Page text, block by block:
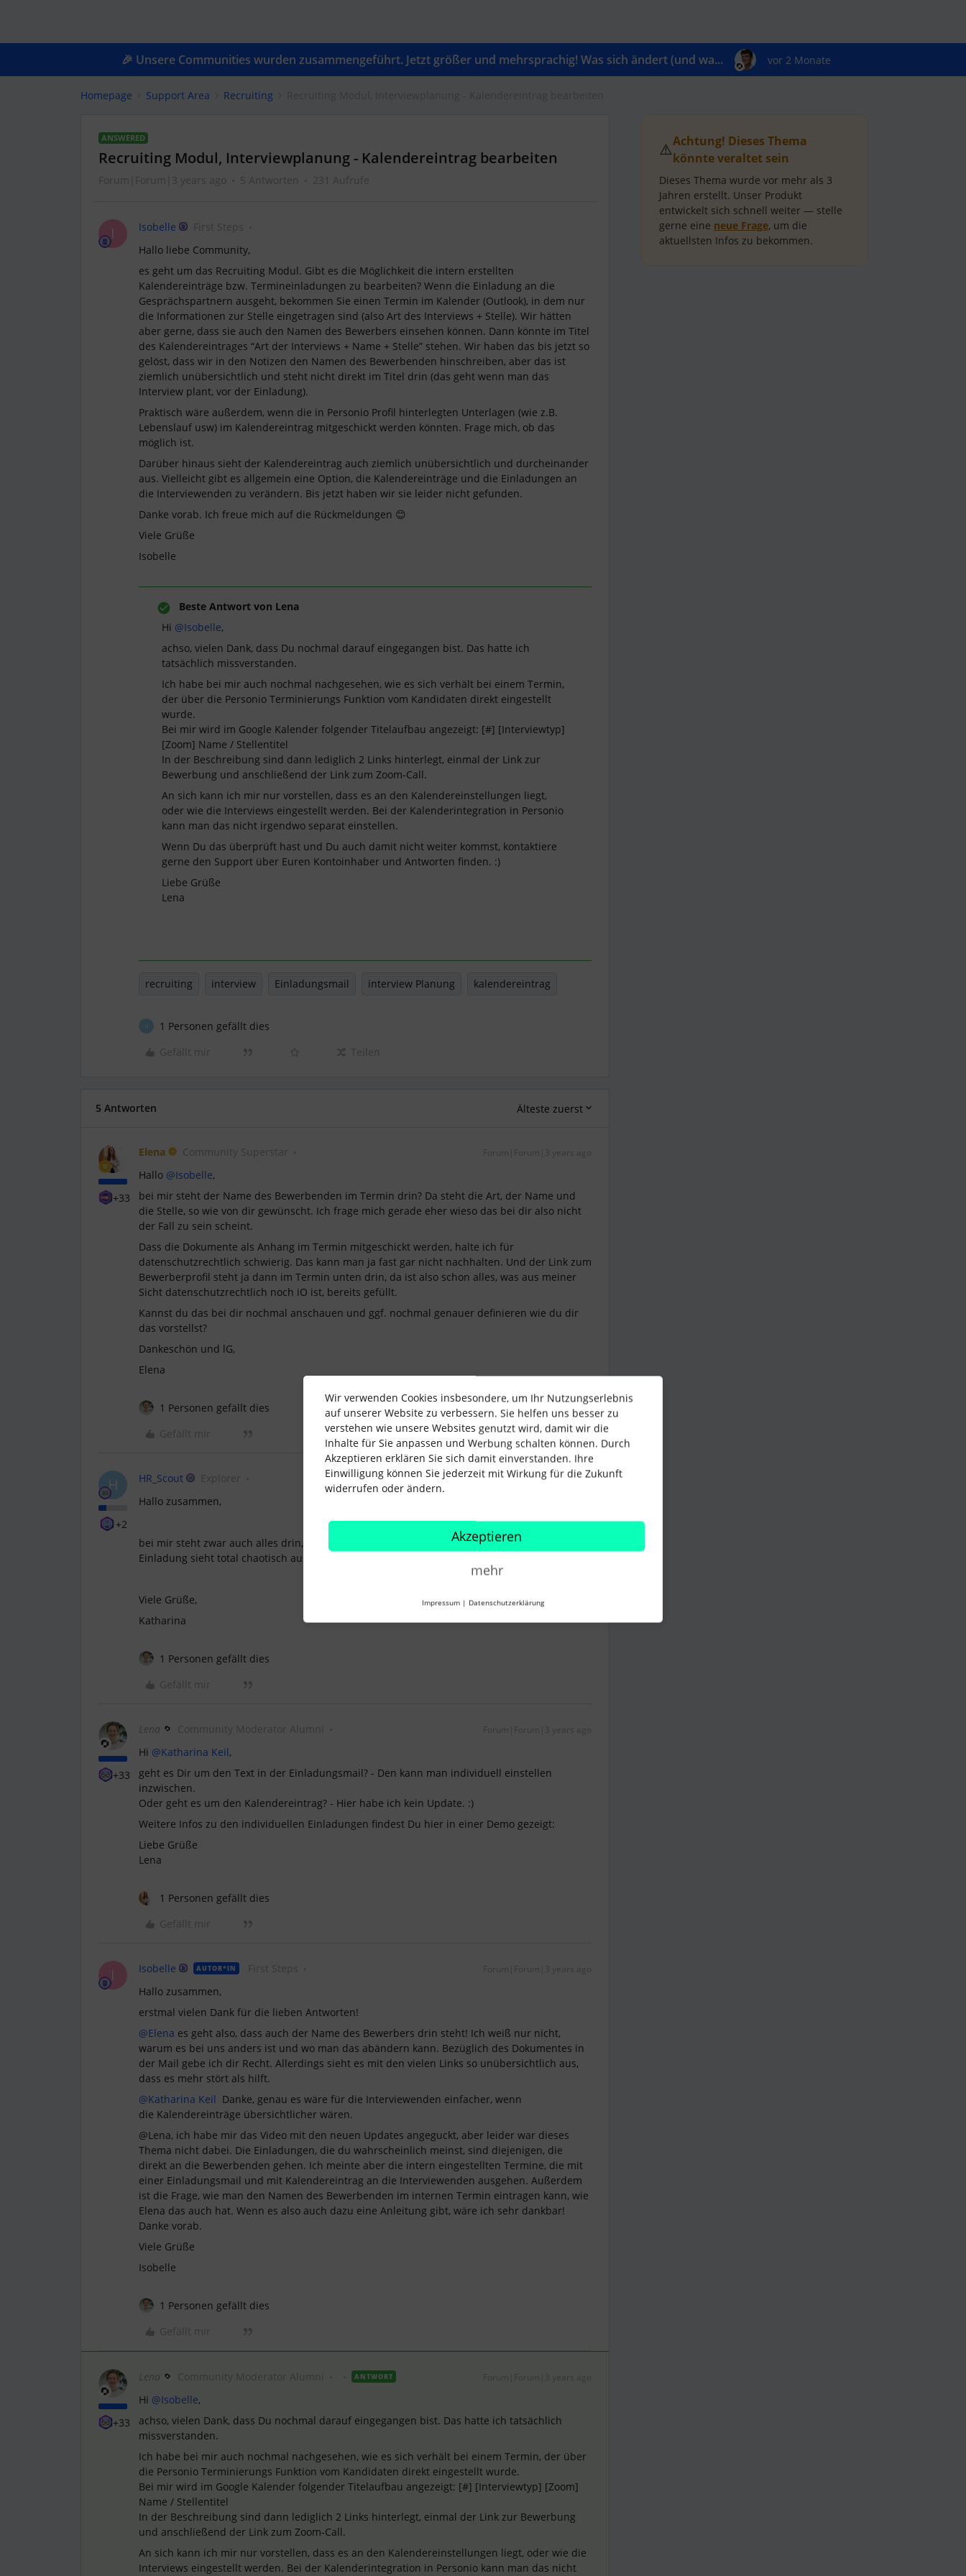
🎉 Unsere Communities wurden zusammengeführt. Jetzt größer und mehrsprachig! Was sich ändert (und wa... vor 2 Monate
Homepage Support Area Recruiting
ANSWERED
Recruiting Modul, Interviewplanung - Kalendereintrag bearbeiten
Forum|Forum|3 years ago 5 Antworten 231 Aufrufe
I Isobelle
First Steps
Hallo liebe Community,
es geht um das Recruiting Modul. Gibt es die Möglichkeit die intern erstellten
Kalendereinträge bzw. Termineinladungen zu bearbeiten? Wenn die Einladung an die
Gesprächspartnern ausgeht, bekommen Sie einen Termin im Kalender (Outlook), in dem nur
die Informationen zur Stelle eingetragen sind (also Art des Interviews + Stelle). Wir hätten
aber gerne, dass sie auch den Namen des Bewerbers einsehen können. Dann könnte im Titel
des Kalendereintrages “Art der Interviews + Name + Stelle” stehen. Wir haben das bis jetzt so
gelöst, dass wir in den Notizen den Namen des Bewerbenden hinschreiben, aber das ist
ziemlich unübersichtlich und steht nicht direkt im Titel drin (das geht wenn man das
Interview plant, vor der Einladung).
Praktisch wäre außerdem, wenn die in Personio Profil hinterlegten Unterlagen (wie z.B.
Lebenslauf usw) im Kalendereintrag mitgeschickt werden könnten. Frage mich, ob das
möglich ist.
Darüber hinaus sieht der Kalendereintrag auch ziemlich unübersichtlich und durcheinander
aus. Vielleicht gibt es allgemein eine Option, die Kalendereinträge und die Einladungen an
die Interviewenden zu verändern. Bis jetzt haben wir sie leider nicht gefunden.
Danke vorab. Ich freue mich auf die Rückmeldungen 😊
Viele Grüße
Isobelle
Beste Antwort von Lena
Hi @Isobelle,
achso, vielen Dank, dass Du nochmal darauf eingegangen bist. Das hatte ich
tatsächlich missverstanden.
Ich habe bei mir auch nochmal nachgesehen, wie es sich verhält bei einem Termin,
der über die Personio Terminierungs Funktion vom Kandidaten direkt eingestellt
wurde.
Bei mir wird im Google Kalender folgender Titelaufbau angezeigt: [#] [Interviewtyp]
[Zoom] Name / Stellentitel
In der Beschreibung sind dann lediglich 2 Links hinterlegt, einmal der Link zur
Bewerbung und anschließend der Link zum Zoom-Call.
An sich kann ich mir nur vorstellen, dass es an den Kalendereinstellungen liegt,
oder wie die Interviews eingestellt werden. Bei der Kalenderintegration in Personio
kann man das nicht irgendwo separat einstellen.
Wenn Du das überprüft hast und Du auch damit nicht weiter kommst, kontaktiere
gerne den Support über Euren Kontoinhaber und Antworten finden. :)
Liebe Grüße
Lena
recruiting interview Einladungsmail interview Planung kalendereintrag
1 Personen gefällt dies
Gefällt mir
Teilen
5 Antworten Älteste zuerst
+33
Elena Community Superstar Forum|Forum|3 years ago
Hallo @Isobelle,
bei mir steht der Name des Bewerbenden im Termin drin? Da steht die Art, der Name und
die Stelle, so wie von dir gewünscht. Ich frage mich gerade eher wieso das bei dir also nicht
der Fall zu sein scheint.
Dass die Dokumente als Anhang im Termin mitgeschickt werden, halte ich für
datenschutzrechtlich schwierig. Das kann man ja fast gar nicht nachhalten. Und der Link zum
Bewerberprofil steht ja dann im Termin unten drin, da ist also schon alles, was aus meiner
Sicht datenschutzrechtlich noch iO ist, bereits gefüllt.
Kannst du das bei dir nochmal anschauen und ggf. nochmal genauer definieren wie du dir
das vorstellst?
Dankeschön und lG,
Elena
1 Personen gefällt dies
Gefällt mir
H
+2
HR_Scout Explorer Forum|Forum|3 years ago
Hallo zusammen,
bei mir steht zwar auch alles drin, aber ich muss @Isobelle Recht geben, der Text in der
Einladung sieht total chaotisch aus. Es wäre super, wenn man den ändern könnte!
Viele Grüße,
Katharina
1 Personen gefällt dies
Gefällt mir
+33
Lena Community Moderator Alumni Forum|Forum|3 years ago
Hi @Katharina Keil,
geht es Dir um den Text in der Einladungsmail? - Den kann man individuell einstellen
inzwischen.
Oder geht es um den Kalendereintrag? - Hier habe ich kein Update. :)
Weitere Infos zu den individuellen Einladungen findest Du hier in einer Demo gezeigt:
Liebe Grüße
Lena
1 Personen gefällt dies
Gefällt mir
I Isobelle AUTOR*IN First Steps Forum|Forum|3 years ago
Hallo zusammen,
erstmal vielen Dank für die lieben Antworten!
@Elena es geht also, dass auch der Name des Bewerbers drin steht! Ich weiß nur nicht,
warum es bei uns anders ist und wo man das abändern kann. Bezüglich des Dokumentes in
der Mail gebe ich dir Recht. Allerdings sieht es mit den vielen Links so unübersichtlich aus,
dass es mehr stört als hilft.
@Katharina Keil Danke, genau es wäre für die Interviewenden einfacher, wenn
die Kalendereinträge übersichtlicher wären.
@Lena, ich habe mir das Video mit den neuen Updates angeguckt, aber leider war dieses
Thema nicht dabei. Die Einladungen, die du wahrscheinlich meinst, sind diejenigen, die
direkt an die Bewerbenden gehen. Ich meinte aber die intern eingestellten Termine, die mit
einer Einladungsmail und mit Kalendereintrag an die Interviewenden ausgehen. Außerdem
ist die Frage, wie man den Namen des Bewerbenden im internen Termin eintragen kann, wie
Elena das auch hat. Wenn es also auch dazu eine Anleitung gibt, wäre ich sehr dankbar!
Danke vorab.
Viele Grüße
Isobelle
1 Personen gefällt dies
Gefällt mir
+33
Lena ANTWORT
Hi @Isobelle,
achso, vielen Dank, dass Du nochmal darauf eingegangen bist. Das hatte ich tatsächlich
missverstanden.
Ich habe bei mir auch nochmal nachgesehen, wie es sich verhält bei einem Termin, der über
die Personio Terminierungs Funktion vom Kandidaten direkt eingestellt wurde.
Bei mir wird im Google Kalender folgender Titelaufbau angezeigt: [#] [Interviewtyp] [Zoom]
Name / Stellentitel
In der Beschreibung sind dann lediglich 2 Links hinterlegt, einmal der Link zur Bewerbung
und anschließend der Link zum Zoom-Call.
An sich kann ich mir nur vorstellen, dass es an den Kalendereinstellungen liegt, oder wie die
Interviews eingestellt werden. Bei der Kalenderintegration in Personio kann man das nicht
⚠️Achtung! Dieses Thema
könnte veraltet sein
Dieses Thema wurde vor mehr als 3
Jahren erstellt. Unser Produkt
entwickelt sich schnell weiter — stelle
gerne eine neue Frage, um die
aktuellsten Infos zu bekommen.
Wir verwenden Cookies insbesondere, um Ihr Nutzungserlebnis
auf unserer Website zu verbessern. Sie helfen uns besser zu
verstehen wie unsere Websites genutzt wird, damit wir die
Inhalte für Sie anpassen und Werbung schalten können. Durch
Akzeptieren erklären Sie sich damit einverstanden. Ihre
Einwilligung können Sie jederzeit mit Wirkung für die Zukunft
widerrufen oder ändern.
Akzeptieren
mehr
Impressum | Datenschutzerklärung